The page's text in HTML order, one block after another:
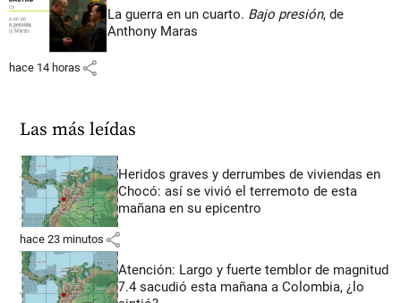
La guerra en un cuarto. Bajo presión, de
Anthony Maras
hace 14 horas share
Las más leídas
Heridos graves y derrumbes de viviendas en
Chocó: así se vivió el terremoto de esta
mañana en su epicentro
hace 23 minutos share
Atención: Largo y fuerte temblor de magnitud
7.4 sacudió esta mañana a Colombia, ¿lo